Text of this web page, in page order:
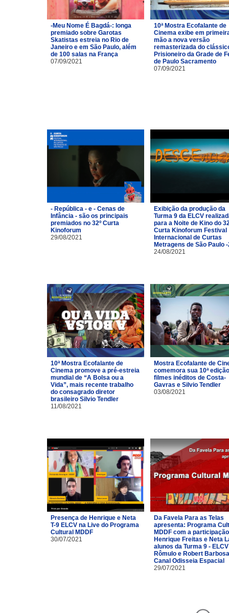
-Meu Nome É Bagdá-: longa
premiado sobre Garotas
Skatistas estreia no Rio de
Janeiro e em São Paulo, além
de 100 salas na França
07/09/2021
10ª Mostra Ecofalante de
Cinema exibe em
mão a nova versão
remasterizada do
Prisioneiro da Grade de
de Paulo Sacramento
07/09/2021
- República - e - Cenas de
Infância - são os principais
premiados no 32º Curta
Kinoforum
29/08/2021
Exibição da produção da
Turma 9 da ELCV
para a Noite de Kino do
Curta Kinoforum Festival
Internacional de Curtas
Metragens de São Paulo
24/08/2021
10ª Mostra Ecofalante de
Cinema promove a pré-estreia
mundial de “A Bolsa ou a
Vida”, mais recente trabalho
do consagrado diretor
brasileiro Silvio Tendler
11/08/2021
Mostra Ecofalante de
comemora sua 10ª
filmes inéditos de Costa-
Gavras e Silvio Tendler
03/08/2021
Presença de Henrique e Neta
T-9 ELCV na Live do Programa
Cultural MDDF
30/07/2021
Da Favela Para as Telas
apresenta: Programa
MDDF com a
Henrique Freitas e Neta
alunos da Turma 9 -
Rômulo e Robert
Canal Odisseia Espacial
29/07/2021